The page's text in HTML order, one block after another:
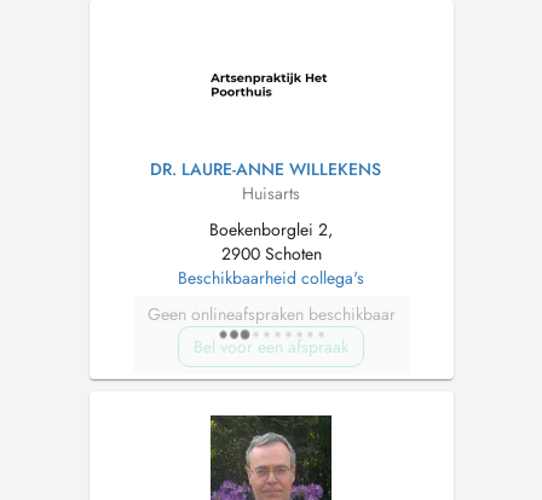
DR. LAURE-ANNE WILLEKENS
Huisarts
Boekenborglei 2,
2900 Schoten
Beschikbaarheid collega's
Geen onlineafspraken beschikbaar
Bel voor een afspraak